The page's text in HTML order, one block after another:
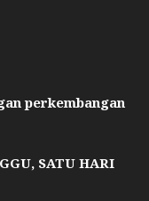
perkembangan
SATU HARI